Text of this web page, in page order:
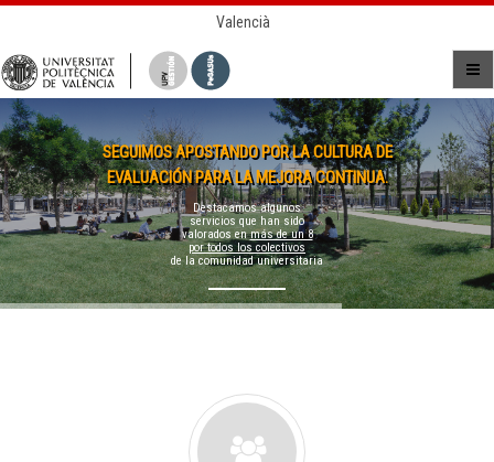
Valencià
SEGUIMOS APOSTANDO POR LA CULTURA DE
EVALUACIÓN PARA LA MEJORA CONTINUA.
Destacamos algunos
servicios que han sido
valorados enmás de un 8
por todos los colectivos
de la comunidad universitaria